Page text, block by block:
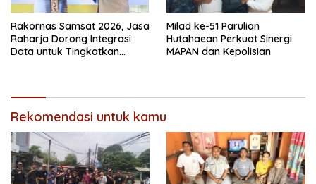
Rakornas Samsat 2026, Jasa
Raharja Dorong Integrasi
Data untuk Tingkatkan
Milad ke-51 Parulian
Hutahaean Perkuat Sinergi
MAPAN dan Kepolisian
Rekomendasi untuk kamu